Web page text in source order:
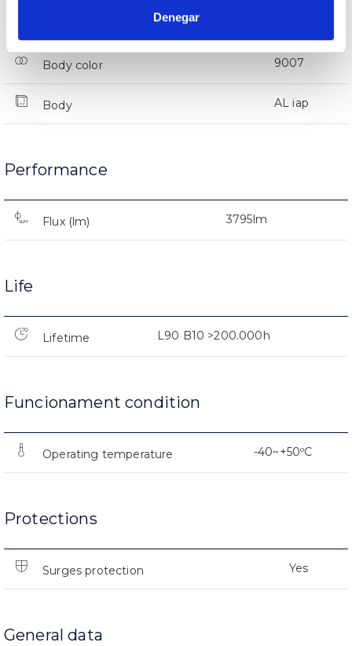
Denegar
Body color 9007
Body AL iap
Performance
Flux (lm) 3795lm
Life
Lifetime L90 B10 >200.000h
Funcionament condition
Operating temperature -40~+50ºC
Protections
Surges protection Yes
General data